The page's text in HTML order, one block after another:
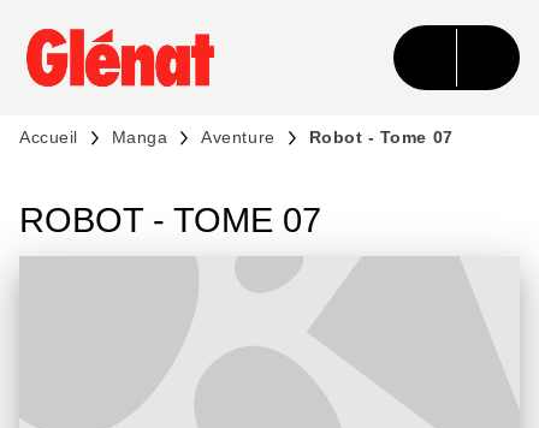
MENU RECHERCHE CONTENU
PIED DE PAGE
Accueil Manga Aventure Robot - Tome 07
ROBOT - TOME 07